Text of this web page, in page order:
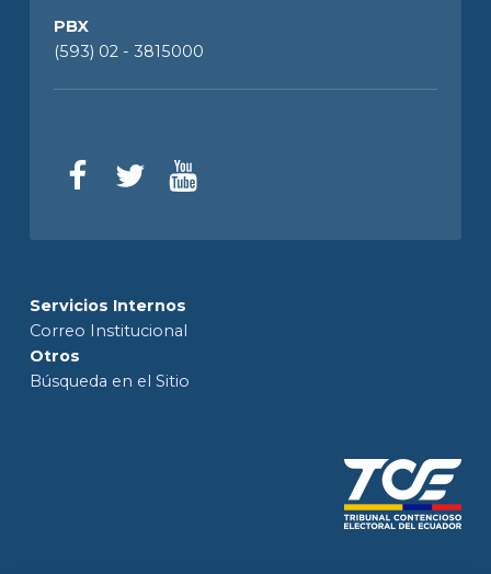
PBX
(593) 02 - 3815000
Servicios Internos
Correo Institucional
Otros
Búsqueda en el Sitio